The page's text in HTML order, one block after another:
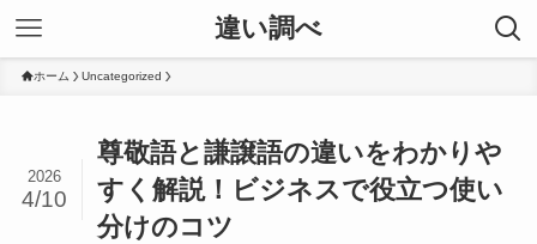
違い調べ
ホーム Uncategorized
尊敬語と謙譲語の違いをわかりや
すく解説！ビジネスで役立つ使い
分けのコツ
2026
4/10